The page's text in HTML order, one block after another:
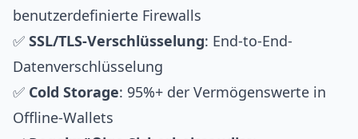
benutzerdefinierte Firewalls
✅ SSL/TLS-Verschlüsselung: End-to-End-
Datenverschlüsselung
✅ Cold Storage: 95%+ der Vermögenswerte in
Offline-Wallets